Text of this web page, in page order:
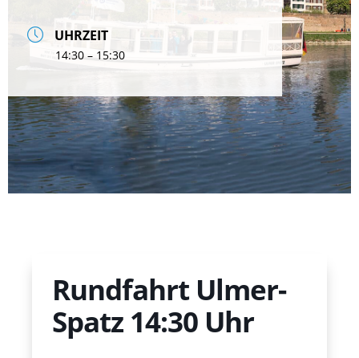
UHRZEIT
14:30 – 15:30
Rundfahrt Ulmer-
Spatz 14:30 Uhr